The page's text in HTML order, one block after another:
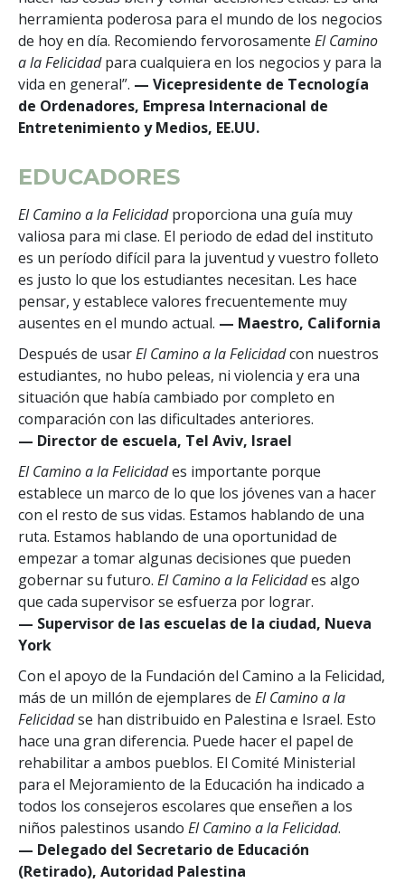
herramienta poderosa para el mundo de los negocios
de hoy en día. Recomiendo fervorosamente El Camino
a la Felicidadpara cualquiera en los negocios y para la
vida en general”. — Vicepresidente de Tecnología
de Ordenadores, Empresa Internacional de
Entretenimiento y Medios, EE.UU.
EDUCADORES
El Camino a la Felicidadproporciona una guía muy
valiosa para mi clase. El periodo de edad del instituto
es un período difícil para la juventud y vuestro folleto
es justo lo que los estudiantes necesitan. Les hace
pensar, y establece valores frecuentemente muy
ausentes en el mundo actual. — Maestro, California
Después de usarEl Camino a la Felicidadcon nuestros
estudiantes, no hubo peleas, ni violencia y era una
situación que había cambiado por completo en
comparación con las dificultades anteriores.
— Director de escuela, Tel Aviv, Israel
El Camino a la Felicidades importante porque
establece un marco de lo que los jóvenes van a hacer
con el resto de sus vidas. Estamos hablando de una
ruta. Estamos hablando de una oportunidad de
empezar a tomar algunas decisiones que pueden
gobernar su futuro. El Camino a la Felicidades algo
que cada supervisor se esfuerza por lograr.
— Supervisor de las escuelas de la ciudad, Nueva
York
Con el apoyo de la Fundación del Camino a la Felicidad,
más de un millón de ejemplares de El Camino a la
Felicidadse han distribuido en Palestina e Israel. Esto
hace una gran diferencia. Puede hacer el papel de
rehabilitar a ambos pueblos. El Comité Ministerial
para el Mejoramiento de la Educación ha indicado a
todos los consejeros escolares que enseñen a los
niños palestinos usando El Camino a la Felicidad.
— Delegado del Secretario de Educación
(Retirado), Autoridad Palestina